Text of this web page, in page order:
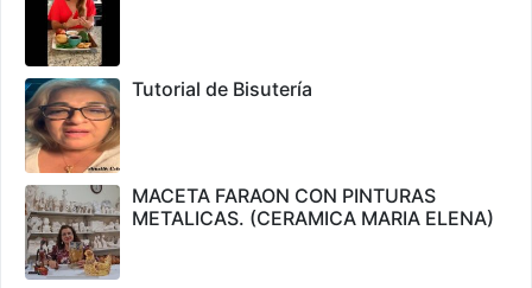
Tutorial de Bisutería
MACETA FARAON CON PINTURAS
METALICAS. (CERAMICA MARIA ELENA)